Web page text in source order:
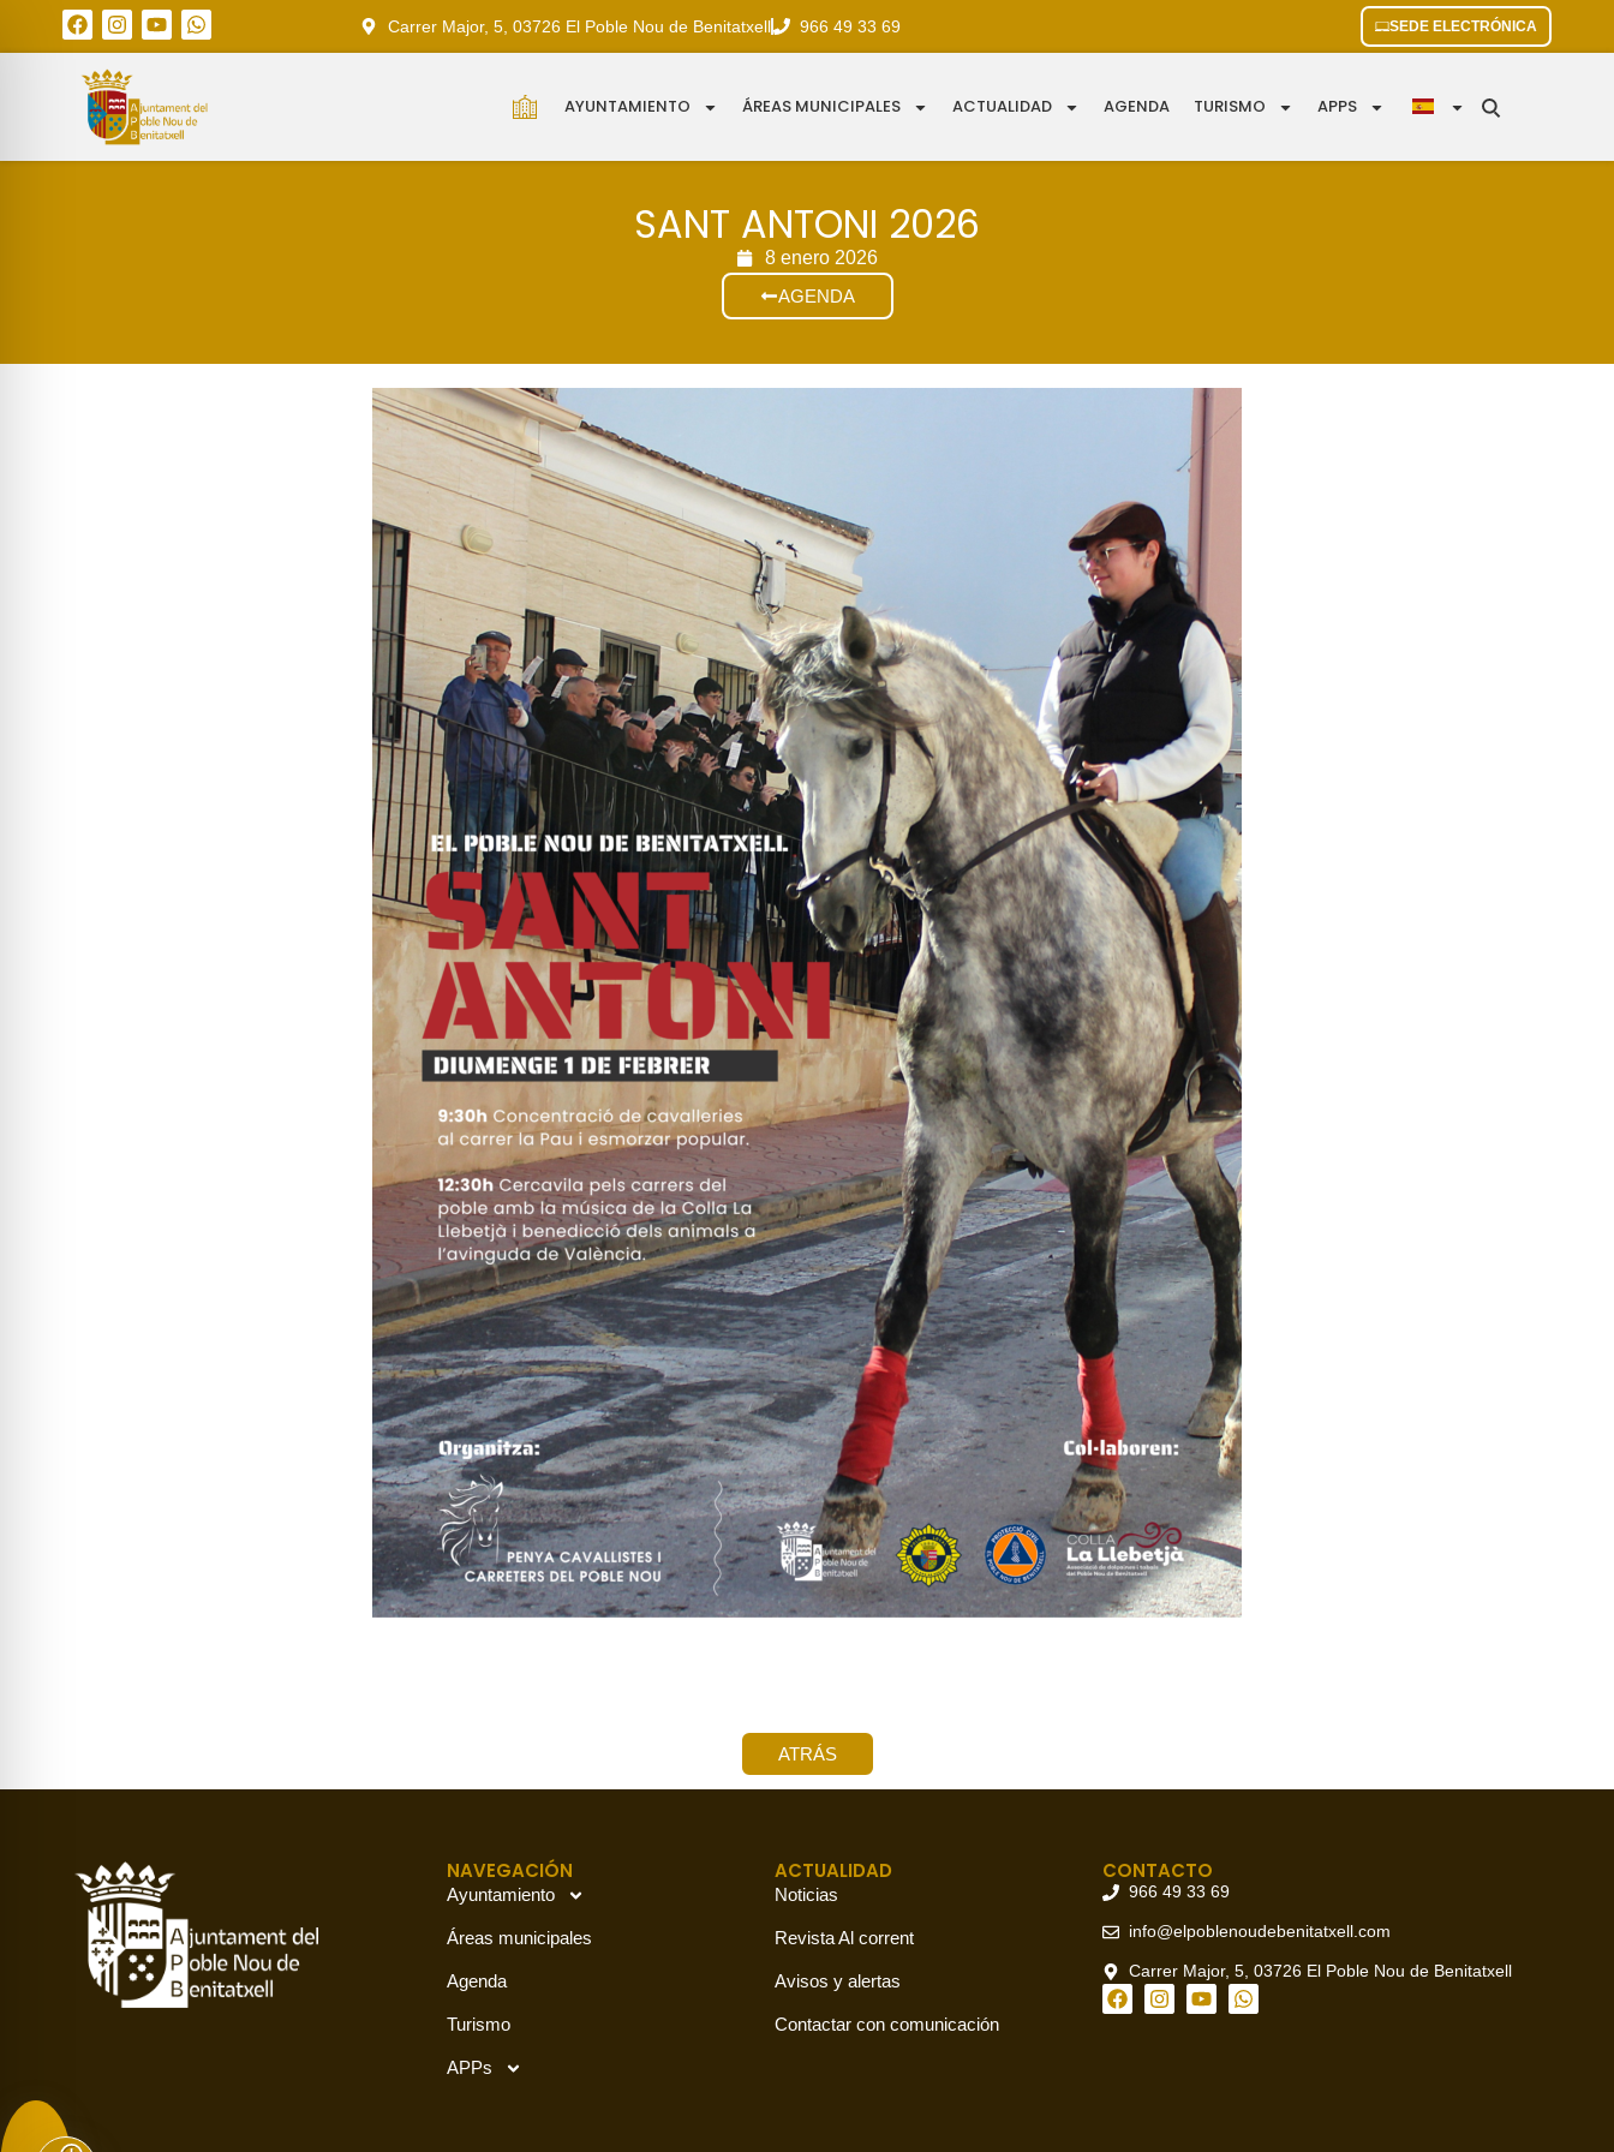
Carrer Major, 5, 03726 El Poble Nou de Benitatxell 966 49 33 69 SEDE ELECTRÓNICA
AYUNTAMIENTO ÁREAS MUNICIPALES ACTUALIDAD AGENDA TURISMO APPS
SANT ANTONI 2026
8 enero 2026
AGENDA
ATRÁS
NAVEGACIÓN
Ayuntamiento
Áreas municipales
Agenda
Turismo
APPs
ACTUALIDAD
Noticias
Revista Al corrent
Avisos y alertas
Contactar con comunicación
CONTACTO
966 49 33 69
info@elpoblenoudebenitatxell.com
Carrer Major, 5, 03726 El Poble Nou de Benitatxell